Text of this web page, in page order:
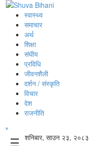
स्वास्थ्य
समाचार
अर्थ
शिक्षा
संघीय
प्रविधि
जीवनशैली
दर्शन / संस्कृति
विचार
देश
राजनीति
×
☰ शनिबार, साउन २३, २०८३